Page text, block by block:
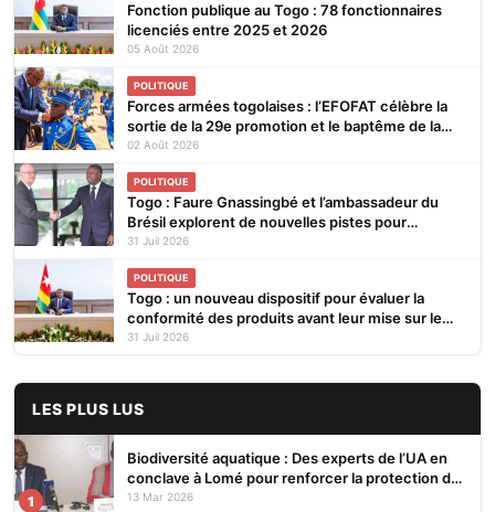
Fonction publique au Togo : 78 fonctionnaires
licenciés entre 2025 et 2026
05 Août 2026
POLITIQUE
Forces armées togolaises : l’EFOFAT célèbre la
sortie de la 29e promotion et le baptême de la
30e
02 Août 2026
POLITIQUE
Togo : Faure Gnassingbé et l’ambassadeur du
Brésil explorent de nouvelles pistes pour
renforcer la coopération bilatérale
31 Juil 2026
POLITIQUE
Togo : un nouveau dispositif pour évaluer la
conformité des produits avant leur mise sur le
marché
31 Juil 2026
LES PLUS LUS
1
Biodiversité aquatique : Des experts de l’UA en
conclave à Lomé pour renforcer la protection des
écosystèmes
13 Mar 2026